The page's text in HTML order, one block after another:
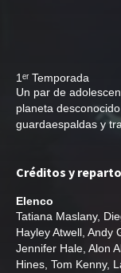
1ᵉʳ Temporada
Un par de
planeta
guardaespaldas y
Créditos y reparto
Elenco
Tatiana Maslany,
Hayley Atwell Andy
Jennifer Hale Alon
Hines Tom Kenny,